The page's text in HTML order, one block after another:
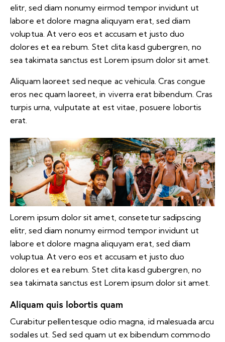
elitr, sed diam nonumy eirmod tempor invidunt ut
labore et dolore magna aliquyam erat, sed diam
voluptua. At vero eos et accusam et justo duo
dolores et ea rebum. Stet clita kasd gubergren, no
sea takimata sanctus est Lorem ipsum dolor sit amet.
Aliquam laoreet sed neque ac vehicula. Cras congue
eros nec quam laoreet, in viverra erat bibendum. Cras
turpis urna, vulputate at est vitae, posuere lobortis
erat.
Lorem ipsum dolor sit amet, consetetur sadipscing
elitr, sed diam nonumy eirmod tempor invidunt ut
labore et dolore magna aliquyam erat, sed diam
voluptua. At vero eos et accusam et justo duo
dolores et ea rebum. Stet clita kasd gubergren, no
sea takimata sanctus est Lorem ipsum dolor sit amet.
Aliquam quis lobortis quam
Curabitur pellentesque odio magna, id malesuada arcu
sodales ut. Sed sed quam ut ex bibendum commodo